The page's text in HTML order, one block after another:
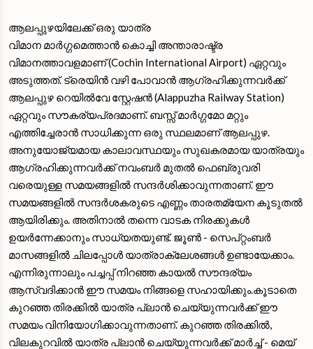
ആലപ്പുഴയിലേക്ക് ഒരു യാത്ര
വിമാന മാർഗ്ഗമെത്താൻ കൊച്ചി അന്താരാഷ്ട്ര
വിമാനത്താവളമാണ് (Cochin International Airport) ഏറ്റവും
അടുത്തത്. ട്രെയിൻ വഴി പോവാൻ ആഗ്രഹിക്കുന്നവർക്ക്
ആലപ്പുഴ റെയിൽവേ സ്റ്റേഷൻ (Alappuzha Railway Station)
ഏറ്റവും സൗകര്യപ്രദമാണ്. ബസ്സ് മാർഗ്ഗമോ മറ്റും
എത്തിച്ചേരാൻ സാധിക്കുന്ന ഒരു സ്ഥലമാണ് ആലപ്പുഴ.
അനുയോജ്യമായ കാലാവസ്ഥയും സുഖകരമായ യാത്രയും
ആഗ്രഹിക്കുന്നവർക്ക് നവംബർ മുതൽ ഫെബ്രുവരി
വരെയുള്ള സമയങ്ങളിൽ സന്ദർശിക്കാവുന്നതാണ്. ഈ
സമയങ്ങളിൽ സന്ദർശകരുടെ എണ്ണം താരതമ്യേന കൂടുതൽ
ആയിരിക്കും. അതിനാൽ തന്നെ വാടക നിരക്കുകൾ
ഉയർന്നേക്കാനും സാധ്യതയുണ്ട്. ജൂൺ - സെപ്റ്റംബർ
മാസങ്ങളിൽ ചിലപ്പോൾ യാത്രാക്ലേശങ്ങൾ ഉണ്ടായേക്കാം.
എന്നിരുന്നാലും പച്ചപ്പ്‌ നിറഞ്ഞ കായൽ സൗന്ദര്യം
ആസ്വദിക്കാൻ ഈ സമയം നിങ്ങളെ സഹായിക്കും.കൂടാതെ
കുറഞ്ഞ തിരക്കിൽ യാത്ര പ്ലാൻ ചെയ്യുന്നവർക്ക് ഈ
സമയം വിനിയോഗിക്കാവുന്നതാണ്. കുറഞ്ഞ തിരക്കിൽ,
വിലകുറവിൽ യാത്ര പ്ലാൻ ചെയ്യുന്നവർക്ക് മാർച്ച് - മെയ്